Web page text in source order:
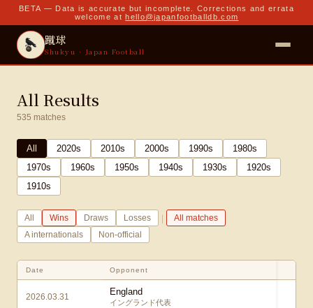
BETA — Data is accurate but incomplete. Corrections and errata
welcome at hello@japanfootballdb.com
蹴球
Shukyu · Japan Football
All Results
535 matches
All 2020s 2010s 2000s 1990s 1980s
1970s 1960s 1950s 1940s 1930s 1920s
1910s
All Wins Draws Losses |
All matches
A internationals
Non-official
Date Opponent
2026.03.31 England
イングランド代表